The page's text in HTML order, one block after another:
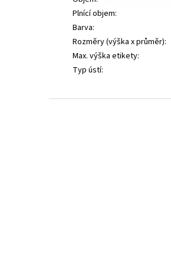
Plnící objem:
Barva:
Rozměry (výška x průměr):
Max. výška etikety:
Typ ústí: